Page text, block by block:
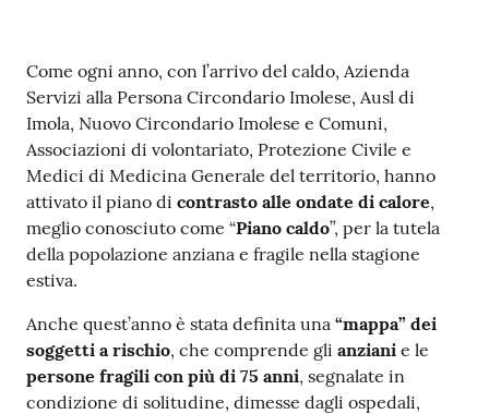
Contenuto
Come ogni anno, con l’arrivo del caldo, Azienda
Servizi alla Persona Circondario Imolese, Ausl di
Imola, Nuovo Circondario Imolese e Comuni,
Associazioni di volontariato, Protezione Civile e
Medici di Medicina Generale del territorio, hanno
attivato il piano di contrasto alle ondate di calore,
meglio conosciuto come “Piano caldo”, per la tutela
della popolazione anziana e fragile nella stagione
estiva.
Anche quest’anno è stata definita una “mappa” dei
soggetti a rischio, che comprende gli anziani e le
persone fragili con più di 75 anni, segnalate in
condizione di solitudine, dimesse dagli ospedali,